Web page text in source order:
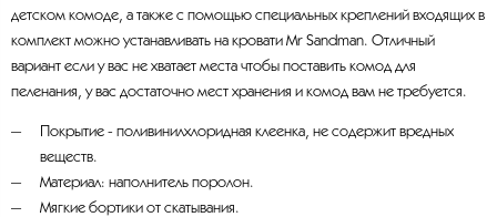
детском комоде, а также с помощью специальных креплений входящих в
комплект можно устанавливать на кровати Mr Sandman. Отличный
вариант если у вас не хватает места чтобы поставить комод для
пеленания, у вас достаточно мест хранения и комод вам не требуется.
Покрытие - поливинилхлоридная клеенка, не содержит вредных
веществ.
Материал: наполнитель поролон.
Мягкие бортики от скатывания.